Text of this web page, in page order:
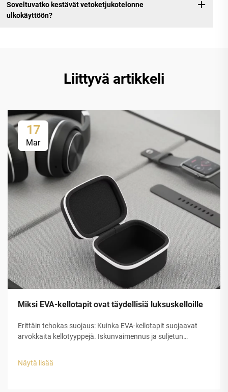
Soveltuvatko kestävät vetoketjukotelonne
ulkokäyttöön?
Liittyvä artikkeli
17
Mar
Miksi EVA-kellotapit ovat täydellisiä luksuskelloille
Erittäin tehokas suojaus: Kuinka EVA-kellotapit suojaavat
arvokkaita kellotyyppejä. Iskunvaimennus ja suljetun
erinomainen suojauskyky luksuskellojen tappeihin...
Näytä lisää